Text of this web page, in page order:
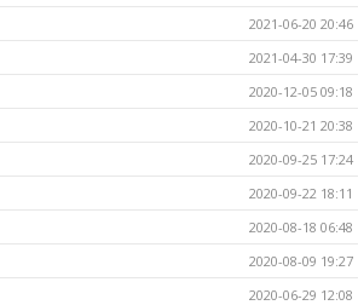
2021-06-20 20:46
2021-04-30 17:39
2020-12-05 09:18
2020-10-21 20:38
2020-09-25 17:24
2020-09-22 18:11
2020-08-18 06:48
2020-08-09 19:27
2020-06-29 12:08